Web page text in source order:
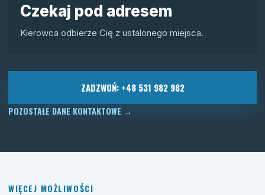
Czekaj pod adresem
Kierowca odbierze Cię z ustalonego miejsca.
ZADZWOŃ: +48 531 982 982
POZOSTAŁE DANE KONTAKTOWE →
WIĘCEJ MOŻLIWOŚCI